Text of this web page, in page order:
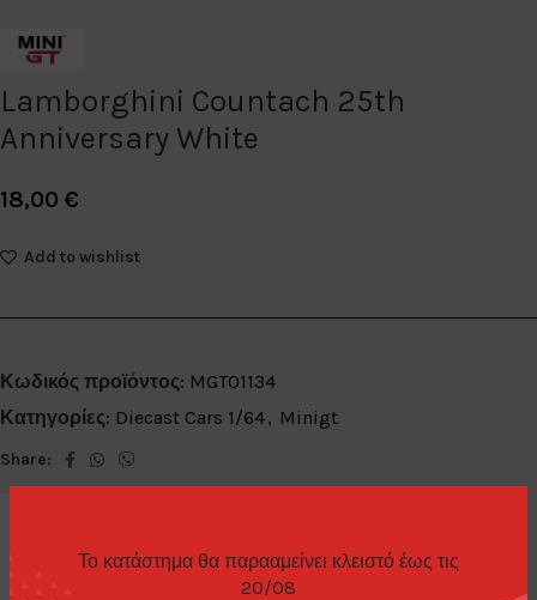
Το κατάστημα θα παρααμείνει κλειστό έως τις
20/08
Lamborghini Countach 25th
Anniversary White
18,00 €
Add to wishlist
Κωδικός προϊόντος: MGT01134
Κατηγορίες: Diecast Cars 1/64, Minigt
Share: